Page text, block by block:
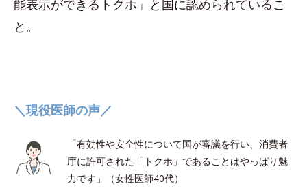
能表示ができるトクホ」と国に認められているこ
と。
＼現役医師の声／
「有効性や安全性について国が審議を行い、消費者
庁に許可された「トクホ」であることはやっぱり魅
力です」（女性医師40代）